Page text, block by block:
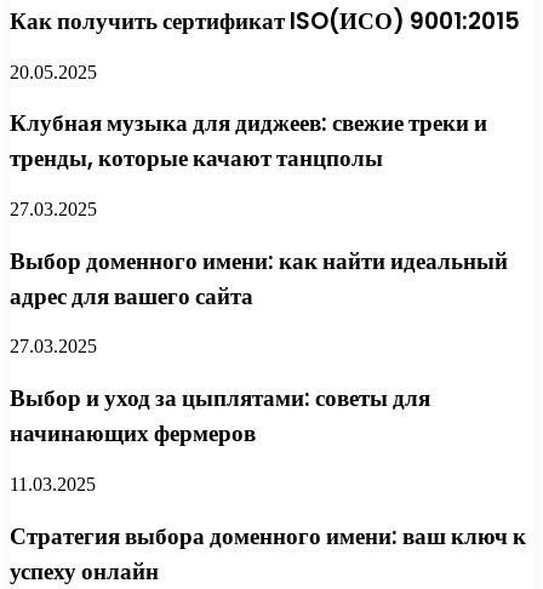
Как получить сертификат ISO(ИСО) 9001:2015
20.05.2025
Клубная музыка для диджеев: свежие треки и
тренды, которые качают танцполы
27.03.2025
Выбор доменного имени: как найти идеальный
адрес для вашего сайта
27.03.2025
Выбор и уход за цыплятами: советы для
начинающих фермеров
11.03.2025
Стратегия выбора доменного имени: ваш ключ к
успеху онлайн